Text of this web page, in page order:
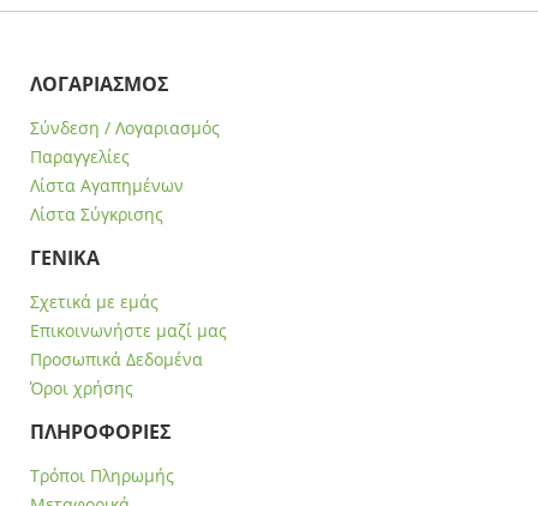
ΛΟΓΑΡΙΑΣΜΟΣ
Σύνδεση / Λογαριασμός
Παραγγελίες
Λίστα Αγαπημένων
Λίστα Σύγκρισης
ΓΕΝΙΚΑ
Σχετικά με εμάς
Επικοινωνήστε μαζί μας
Προσωπικά Δεδομένα
Όροι χρήσης
ΠΛΗΡΟΦΟΡΙΕΣ
Τρόποι Πληρωμής